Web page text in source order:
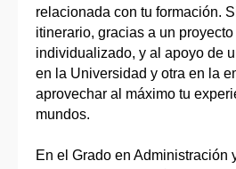
relacionada con tu formación.
itinerario, gracias a un
individualizado, y al apoyo de
en la Universidad y otra en la
aprovechar al máximo tu
mundos.
En el Grado en Administración